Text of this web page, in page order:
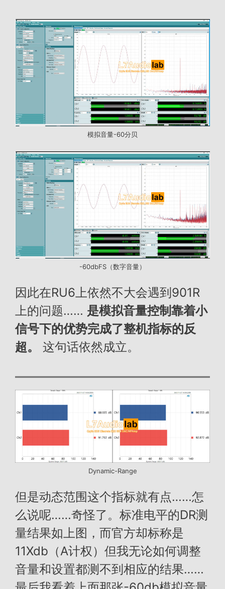
模拟音量-60分贝
-60dbFS（数字音量）
因此在RU6上依然不大会遇到901R
上的问题…… 是模拟音量控制靠着小
信号下的优势完成了整机指标的反
超。
这句话依然成立。
Dynamic-Range
但是动态范围这个指标就有点……怎
么说呢……奇怪了。标准电平的DR测
量结果如上图，而官方却标称是
11Xdb（A计权）但我无论如何调整
音量和设置都测不到相应的结果……